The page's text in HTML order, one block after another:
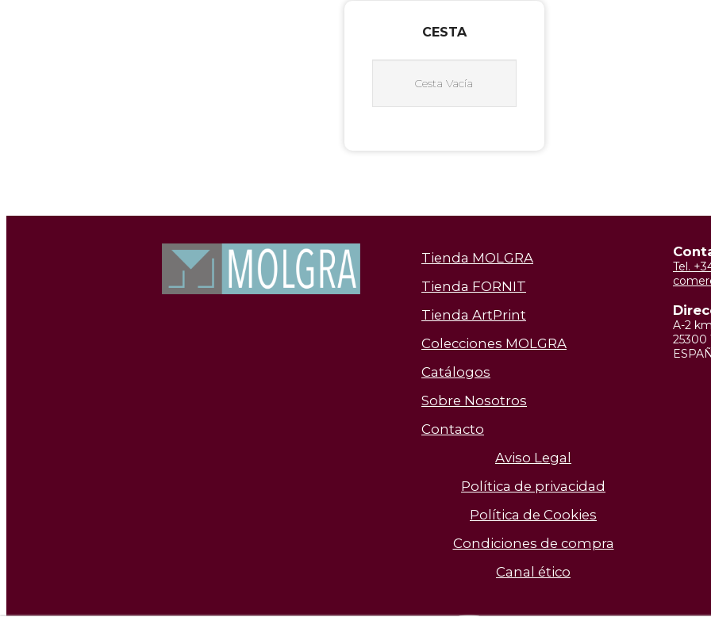
CESTA
Cesta Vacía
Tienda MOLGRA
Tienda FORNIT
Tienda ArtPrint
Colecciones MOLGRA
Catálogos
Sobre Nosotros
Contacto
Tel.
A-2
25300
Aviso Legal
Política de privacidad
Política de Cookies
Condiciones de compra
Canal ético